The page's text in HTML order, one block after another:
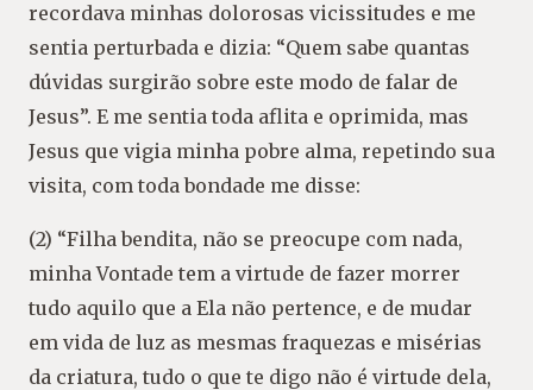
recordava minhas dolorosas vicissitudes e me
sentia perturbada e dizia: “Quem sabe quantas
dúvidas surgirão sobre este modo de falar de
Jesus”. E me sentia toda aflita e oprimida, mas
Jesus que vigia minha pobre alma, repetindo sua
visita, com toda bondade me disse:
(2) “Filha bendita, não se preocupe com nada,
minha Vontade tem a virtude de fazer morrer
tudo aquilo que a Ela não pertence, e de mudar
em vida de luz as mesmas fraquezas e misérias
da criatura, tudo o que te digo não é virtude dela,